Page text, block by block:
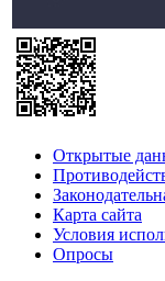
Открытые
Карта сайта
Условия
Опросы